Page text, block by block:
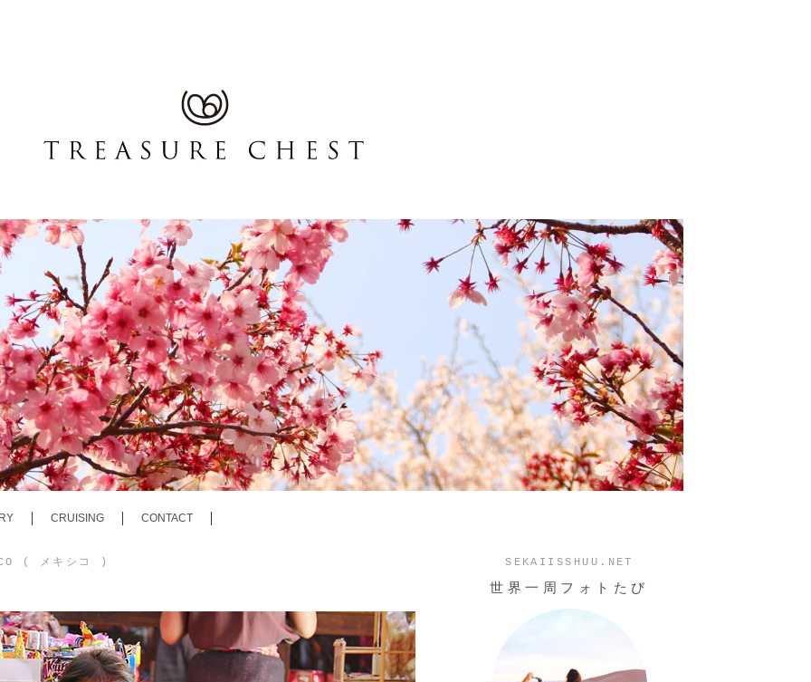
CRUISING CONTACT
( メキシコ ) SEKAIISSHUU.NET
世界一周フォトたび